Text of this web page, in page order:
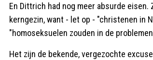
En Dittrich had nog meer absurde
kerngezin, want - let op - "christenen in
"homoseksuelen zouden in de
Het zijn de bekende, vergezochte